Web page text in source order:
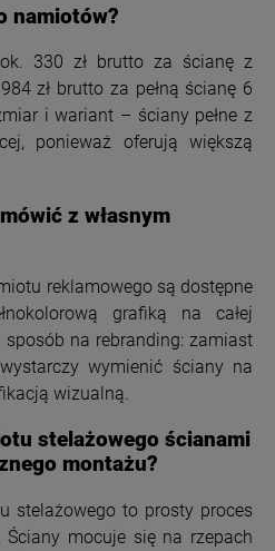
namiotów?
330 zł brutto za ścianę z
zł brutto za pełną ścianę 6
i wariant – ściany pełne z
ponieważ oferują większą
z własnym
reklamowego są dostępne
grafiką na całej
na rebranding: zamiast
wymienić ściany na
wizualną.
stelażowego ścianami
montażu?
stelażowego to prosty proces
Ściany mocuje się na rzepach